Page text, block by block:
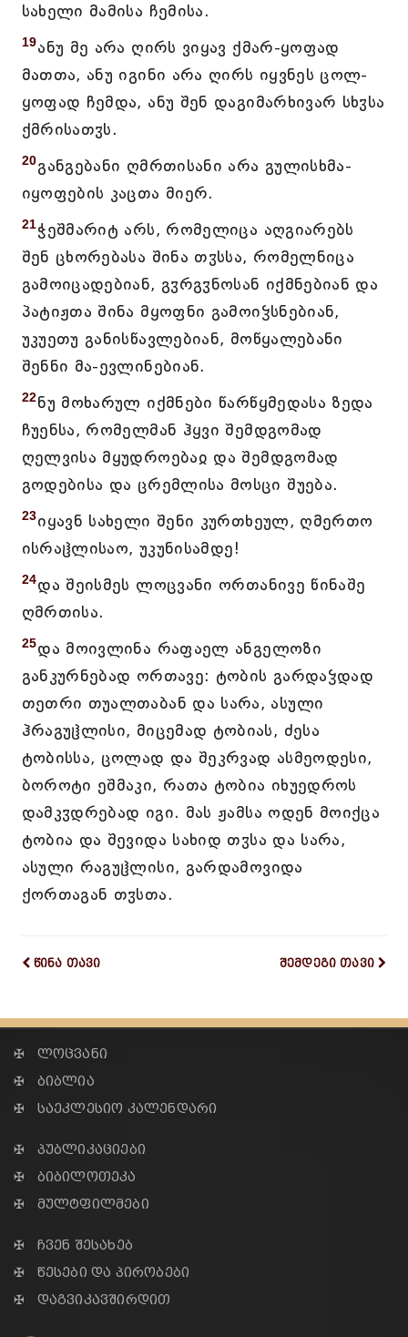
სახელი მამისა ჩემისა.
19ანუ მე არა ღირს ვიყავ ქმარ-ყოფად
მათთა, ანუ იგინი არა ღირს იყვნეს ცოლ-
ყოფად ჩემდა, ანუ შენ დაგიმარხივარ სხჳსა
ქმრისათჳს.
20განგებანი ღმრთისანი არა გულისხმა-
იყოფების კაცთა მიერ.
21ჭეშმარიტ არს, რომელიცა აღგიარებს
შენ ცხორებასა შინა თჳსსა, რომელნიცა
გამოიცადებიან, გჳრგჳნოსან იქმნებიან და
პატიჟთა შინა მყოფნი გამოიჴსნებიან,
უკუეთუ განისწავლებიან, მოწყალებანი
შენნი მა-ევლინებიან.
22ნუ მოხარულ იქმნები წარწყმედასა ზედა
ჩუენსა, რომელმან ჰყვი შემდგომად
ღელვისა მყუდროებაჲ და შემდგომად
გოდებისა და ცრემლისა მოსცი შუება.
23იყავნ სახელი შენი კურთხეულ, ღმერთო
ისრაჱლისაო, უკუნისამდე!
24და შეისმეს ლოცვანი ორთანივე წინაშე
ღმრთისა.
25და მოივლინა რაფაელ ანგელოზი
განკურნებად ორთავე: ტობის გარდაჴდად
თეთრი თუალთაბან და სარა, ასული
ჰრაგუჱლისი, მიცემად ტობიას, ძესა
ტობისსა, ცოლად და შეკრვად ასმეოდესი,
ბოროტი ეშმაკი, რათა ტობია იხუედროს
დამკჳდრებად იგი. მას ჟამსა ოდენ მოიქცა
ტობია და შევიდა სახიდ თჳსა და სარა,
ასული რაგუჱლისი, გარდამოვიდა
ქორთაგან თჳსთა.
წინა თავი შემდეგი თავი
✠ ლოცვანი
✠ ბიბლია
✠ საეკლესიო კალენდარი
✠ პუბლიკაციები
✠ ბიბილოთეკა
✠ მულტფილმები
✠ ჩვენ შესახებ
✠ წესები და პირობები
✠ დაგვიკავშირდით